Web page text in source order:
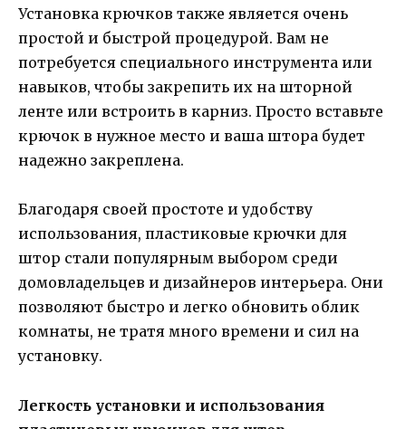
Установка крючков также является очень
простой и быстрой процедурой. Вам не
потребуется специального инструмента или
навыков, чтобы закрепить их на шторной
ленте или встроить в карниз. Просто вставьте
крючок в нужное место и ваша штора будет
надежно закреплена.
Благодаря своей простоте и удобству
использования, пластиковые крючки для
штор стали популярным выбором среди
домовладельцев и дизайнеров интерьера. Они
позволяют быстро и легко обновить облик
комнаты, не тратя много времени и сил на
установку.
Легкость установки и использования